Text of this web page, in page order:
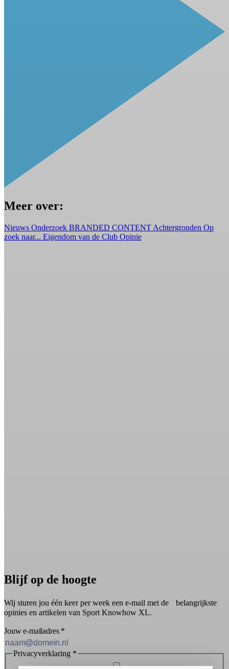
Meer over:
Nieuws Onderzoek BRANDED CONTENT Achtergronden Op
zoek naar... Eigendom van de Club Opinie
Blijf op de hoogte
Wij sturen jou één keer per week een e-mail met de belangrijkste
opinies en artikelen van Sport Knowhow XL.
Jouw e-mailadres *
Privacyverklaring *